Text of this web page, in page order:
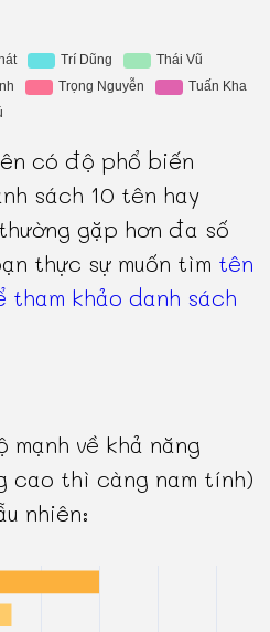
có độ phổ biến
sách 10 tên hay
gặp hơn đa số
thực sự muốn tìm tên
khảo danh sách
mạnh về khả năng
cao thì càng nam tính)
nhiên: